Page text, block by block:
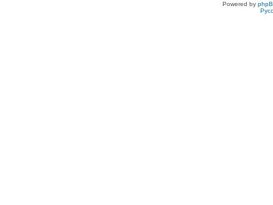
Powered by